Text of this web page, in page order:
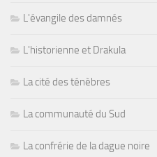
L'évangile des damnés
L'historienne et Drakula
La cité des ténèbres
La communauté du Sud
La confrérie de la dague noire